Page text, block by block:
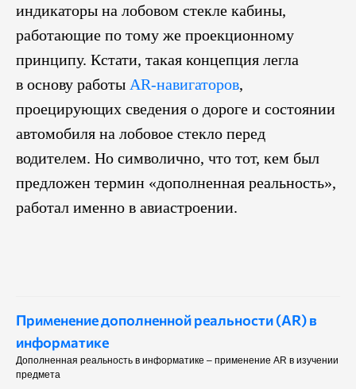
индикаторы на лобовом стекле кабины,
работающие по тому же проекционному
принципу. Кстати, такая концепция легла
в основу работы AR-навигаторов,
проецирующих сведения о дороге и состоянии
автомобиля на лобовое стекло перед
водителем. Но символично, что тот, кем был
предложен термин «дополненная реальность»,
работал именно в авиастроении.
Применение дополненной реальности (AR) в
информатике
Дополненная реальность в информатике – применение AR в изучении
предмета